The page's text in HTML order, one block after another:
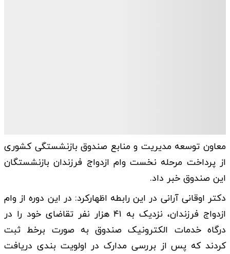
معاون توسعه مدیریت و منابع صندوق بازنشستگی کشوری
از پرداخت مرحله نخست وام ازدواج فرزندان بازنشستگان
این صندوق خبر داد.
دکتر اوقانی آرانی در این رابطه اظهارکرد: در این دوره از وام
ازدواج فرزندان، نزدیک به ۴۱ هزار نفر تقاضای خود را در
درگاه خدمات الکترونیک صندوق به صورت برخط ثبت
کردند که پس از بررسی مدارک در اولویت بندی دریافت